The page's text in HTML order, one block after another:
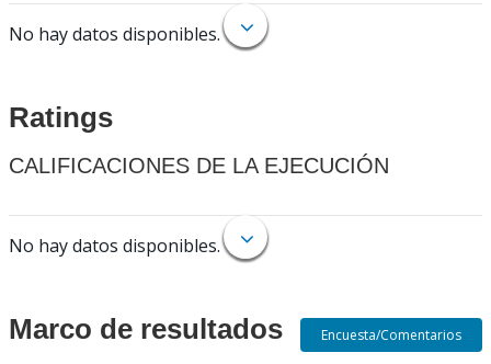
No hay datos disponibles.
Ratings
CALIFICACIONES DE LA EJECUCIÓN
No hay datos disponibles.
Marco de resultados Encuesta/Comentarios